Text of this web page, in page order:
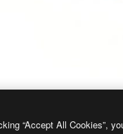
“Accept All Cookies”,